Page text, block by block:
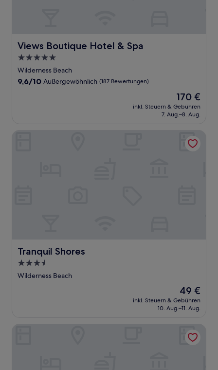
Views Boutique Hotel & Spa
Views Boutique Hotel & Spa
5.0-
Sterne-
Unterkunft
Wilderness Beach
9.6
9,6/10 Außergewöhnlich (187 Bewertungen)
Der
Preis
beträgt
170 €
inkl. Steuern & Gebühren
7. Aug.–8. Aug.
Tranquil Shores
Tranquil Shores
3.5-
Sterne-
Wilderness Beach
Der
Preis
beträgt
49 €
inkl. Steuern & Gebühren
10. Aug.–11. Aug.